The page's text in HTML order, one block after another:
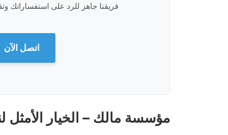
فريقنا جاهز للرد على استفساراتك
اتصل الآن
مؤسسة مالك – الخيار